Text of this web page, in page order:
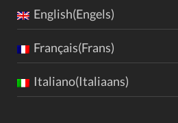
English(Engels)
Français(Frans)
Italiano(Italiaans)